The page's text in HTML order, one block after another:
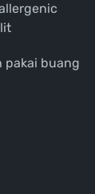
pakai buang